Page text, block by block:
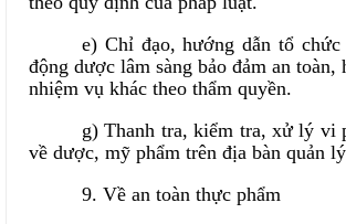
e) Chỉ đạo, hướng dẫn tổ
động dược lâm sàng bảo đảm an toàn,
nhiệm vụ khác theo thẩm quyền.
g) Thanh tra, kiểm tra, xử lý vi
về dược, mỹ phẩm trên địa bàn quản
9. Về an toàn thực phẩm